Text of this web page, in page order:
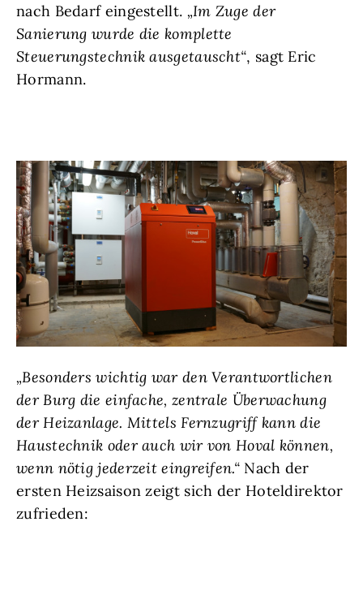
nach Bedarf eingestellt. „Im Zuge der
Sanierung wurde die komplette
Steuerungstechnik ausgetauscht“, sagt Eric
Hormann.
„Besonders wichtig war den Verantwortlichen
der Burg die einfache, zentrale Überwachung
der Heizanlage. Mittels Fernzugriff kann die
Haustechnik oder auch wir von Hoval können,
wenn nötig jederzeit eingreifen.“Nach der
ersten Heizsaison zeigt sich der Hoteldirektor
zufrieden: